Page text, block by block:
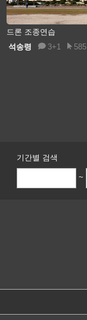
드론 조종연습
석송령
3+1 585
기간별 검색
~